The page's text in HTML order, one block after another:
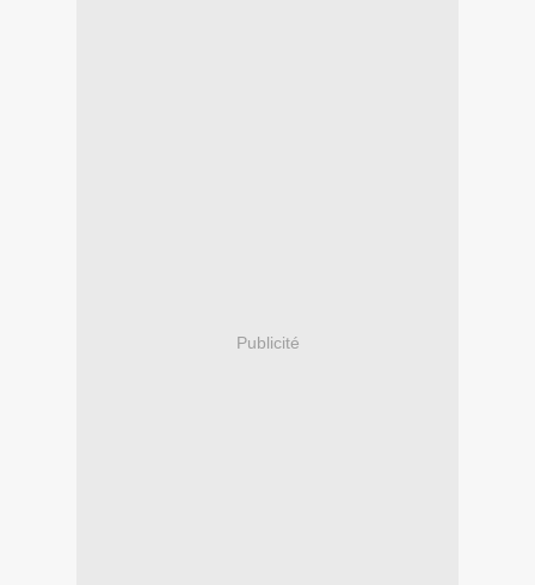
Publicité